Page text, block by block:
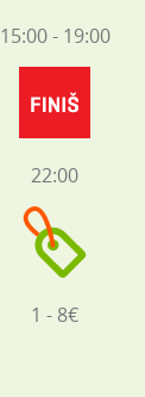
15:00 - 19:00
22:00
1 - 8€